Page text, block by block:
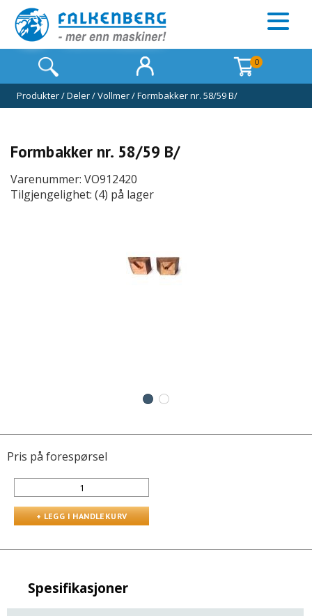
0
Produkter/Deler/Vollmer/Formbakker nr. 58/59 B/
Formbakker nr. 58/59 B/
Varenummer: VO912420
Tilgjengelighet: (4) på lager
Pris på forespørsel
Spesifikasjoner